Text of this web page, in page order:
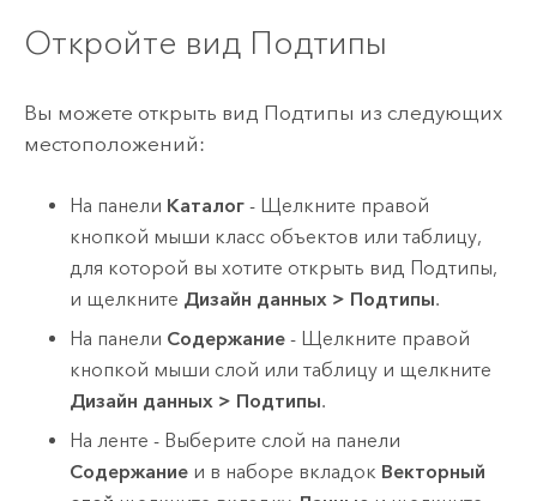
Откройте вид Подтипы
Вы можете открыть вид Подтипы из следующих
местоположений:
На панели Каталог - Щелкните правой
кнопкой мыши класс объектов или таблицу,
для которой вы хотите открыть вид Подтипы,
и щелкните Дизайн данных > Подтипы.
На панели Содержание - Щелкните правой
кнопкой мыши слой или таблицу и щелкните
Дизайн данных > Подтипы.
На ленте - Выберите слой на панели
Содержание и в наборе вкладок Векторный